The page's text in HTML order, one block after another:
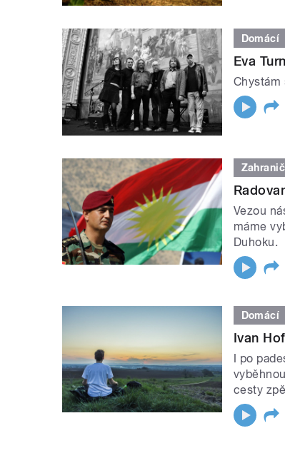
Domácí
Eva
Chystám
Vezou
máme
Duhoku.
Domácí
Ivan
I po
cesty